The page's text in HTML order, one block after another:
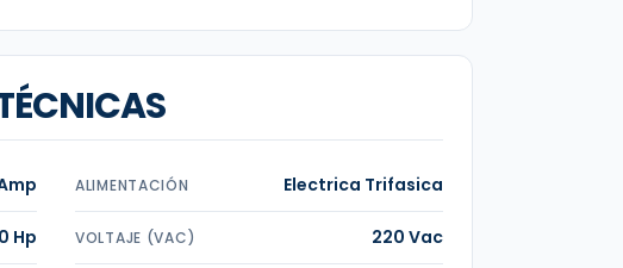
ALIMENTACIÓN Electrica Trifasica
Hp VOLTAJE (VAC) 220 Vac